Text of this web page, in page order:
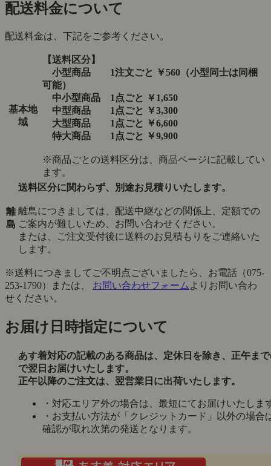
配送料金について
配送料金は、下記をご参考ください。
基本地
域
【送料区分】
小型商品 1注文ごと ￥560（小型同士は同梱
可能）
中小型商品 1点ごと ￥1,650
中型商品 1点ごと ￥3,300
大型商品 1点ごと ￥6,600
特大商品 1点ごと ￥9,900
※商品ごとの送料区分は、商品ページに記載してい
ます。
離
島
送料区分に関わらず、別途お見積りいたします。
離島につきましては、配送中継などの関係上、定額での
ご案内が難しいため、お問い合わせください。
または、ご注文受付後に送料のお見積もりをご連絡いた
します。
※送料につきましてご不明点ございましたら、お電話（075-
253-1790）または、 お問い合わせフォーム よりお問い合わ
せください。
お届け日時指定について
あす着対応の記載のある商品は、定休日を除き、正午ま
で翌日お届けいたします。
正午以降のご注文は、翌営業日に出荷いたします。
・対応エリア外の場合は、最短にてお届けいたしま
・お支払い方法が「クレジットカード」以外の場合
確認が取れ次第の発送となります。